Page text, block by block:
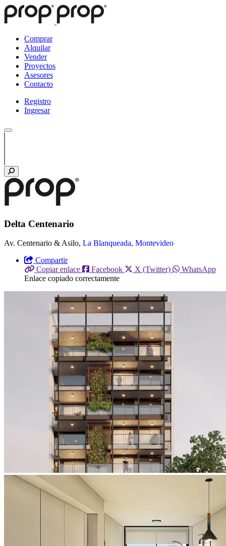
Comprar
Alquilar
Vender
Proyectos
Asesores
Contacto
Registro
Ingresar
Delta Centenario
Av. Centenario & Asilo, La Blanqueada, Montevideo
Compartir
Copiar enlace
Facebook X (Twitter)
WhatsApp
Enlace copiado correctamente